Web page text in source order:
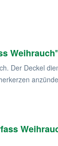
Der Deckel